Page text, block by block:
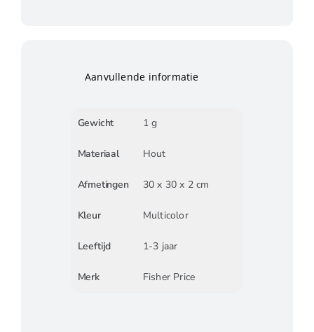
Aanvullende informatie
Gewicht 1 g
Materiaal Hout
Afmetingen 30 x 30 x 2 cm
Kleur Multicolor
Leeftijd 1-3 jaar
Merk Fisher Price